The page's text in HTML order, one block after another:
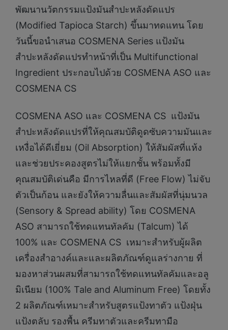
พัฒนานวัตกรรมแป้งมันสำปะหลังดัดแปร
(Modified Tapioca Starch) ขึ้นมาทดแทน โดย
วันนี้ขอนำเสนอ COSMENA Series แป้งมัน
สำปะหลังดัดแปรทำหน้าที่เป็น Multifunctional
Ingredient ประกอบไปด้วย COSMENA ASO และ
COSMENA CS
COSMENA ASO และ COSMENA CS แป้งมัน
สำปะหลังดัดแปรที่ให้คุณสมบัติดูดซับความมันและ
เหงื่อได้ดีเยี่ยม (Oil Absorption) ให้สัมผัสที่แห้ง
และช่วยประคองสูตรไม่ให้แยกชั้น พร้อมทั้งมี
คุณสมบัติเด่นคือ มีการไหลที่ดี (Free Flow) ไม่จับ
ตัวเป็นก้อน และยังให้ความลื่นและสัมผัสที่นุ่มนวล
(Sensory & Spread ability) โดย COSMENA
ASO สามารถใช้ทดแทนทัลคัม (Talcum) ได้
100% และ COSMENA CS เหมาะสำหรับผู้ผลิต
เครื่องสำอางค์และและผลิตภัณฑ์ดูแลร่างกาย ที่
มองหาส่วนผสมที่สามารถใช้ทดแทนทัลคัมและอลู
มิเนียม (100% Tale and Aluminum Free) โดยทั้ง
2 ผลิตภัณฑ์เหมาะสำหรับสูตรแป้งทาตัว แป้งฝุ่น
แป้งตลับ รองพื้น ครีมทาตัวและครีมทามือ